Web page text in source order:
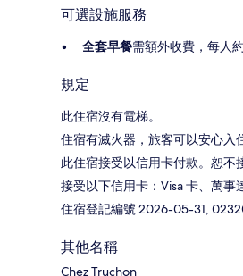
可選設施服務
全套早餐需額外收費，每人
規定
此住宿沒有電梯。
住宿有滅火器，旅客可以安心入
此住宿接受以信用卡付款。恕不
接受以下信用卡：Visa 卡、萬事
住宿登記編號 2026-05-31,
其他名稱
Chez Truchon